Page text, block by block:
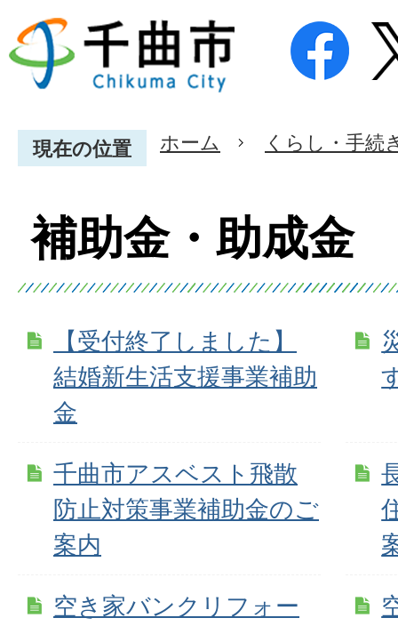
現在の位置 ホーム くらし・手続
補助金・助成金
【受付終了しました】
結婚新生活支援事業補助
金
千曲市アスベスト飛散
防止対策事業補助金のご
案内
空き家バンクリフォー